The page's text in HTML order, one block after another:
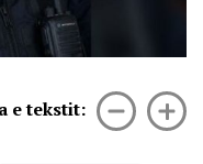
e tekstit: